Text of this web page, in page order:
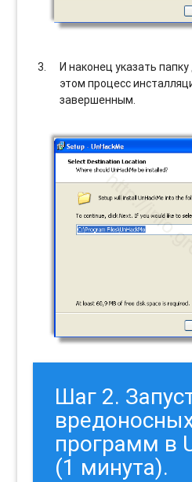
И наконец указать
этом процесс
завершенным.
Шаг 2.
программ в
(1 минута).